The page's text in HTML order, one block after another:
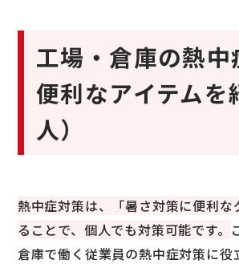
工場・倉庫の熱中
便利なアイテムを
人）
熱中症対策は、「暑さ対策に便利な
ることで、個人でも対策可能です。
倉庫で働く従業員の熱中症対策に役